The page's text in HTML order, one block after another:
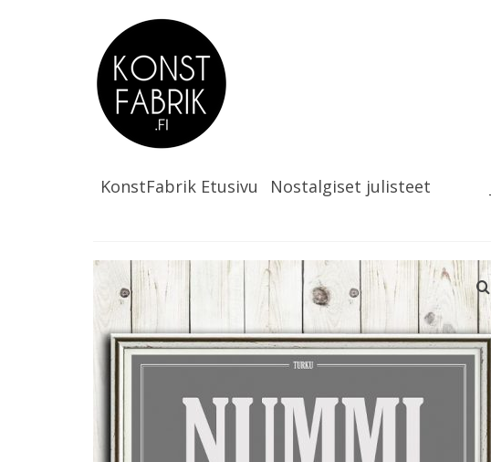
KonstFabrik Etusivu Nostalgiset julisteet